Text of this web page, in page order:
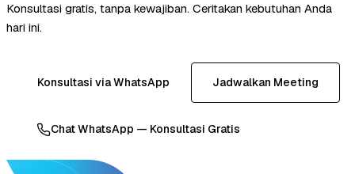
Konsultasi gratis, tanpa kewajiban. Ceritakan kebutuhan Anda
hari ini.
Konsultasi via WhatsApp Jadwalkan Meeting
Chat WhatsApp — Konsultasi Gratis